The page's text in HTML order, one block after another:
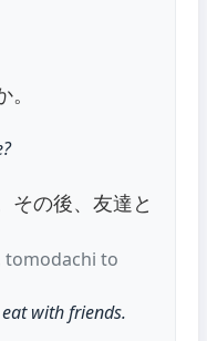
その後、友達と
tomodachi to
with friends.